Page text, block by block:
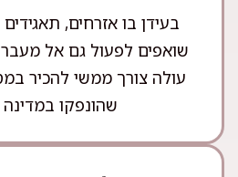
בעידן בו אזרחים, תאגידים
שואפים לפעול גם אל
עולה צורך ממשי להכיר
שהונפקו